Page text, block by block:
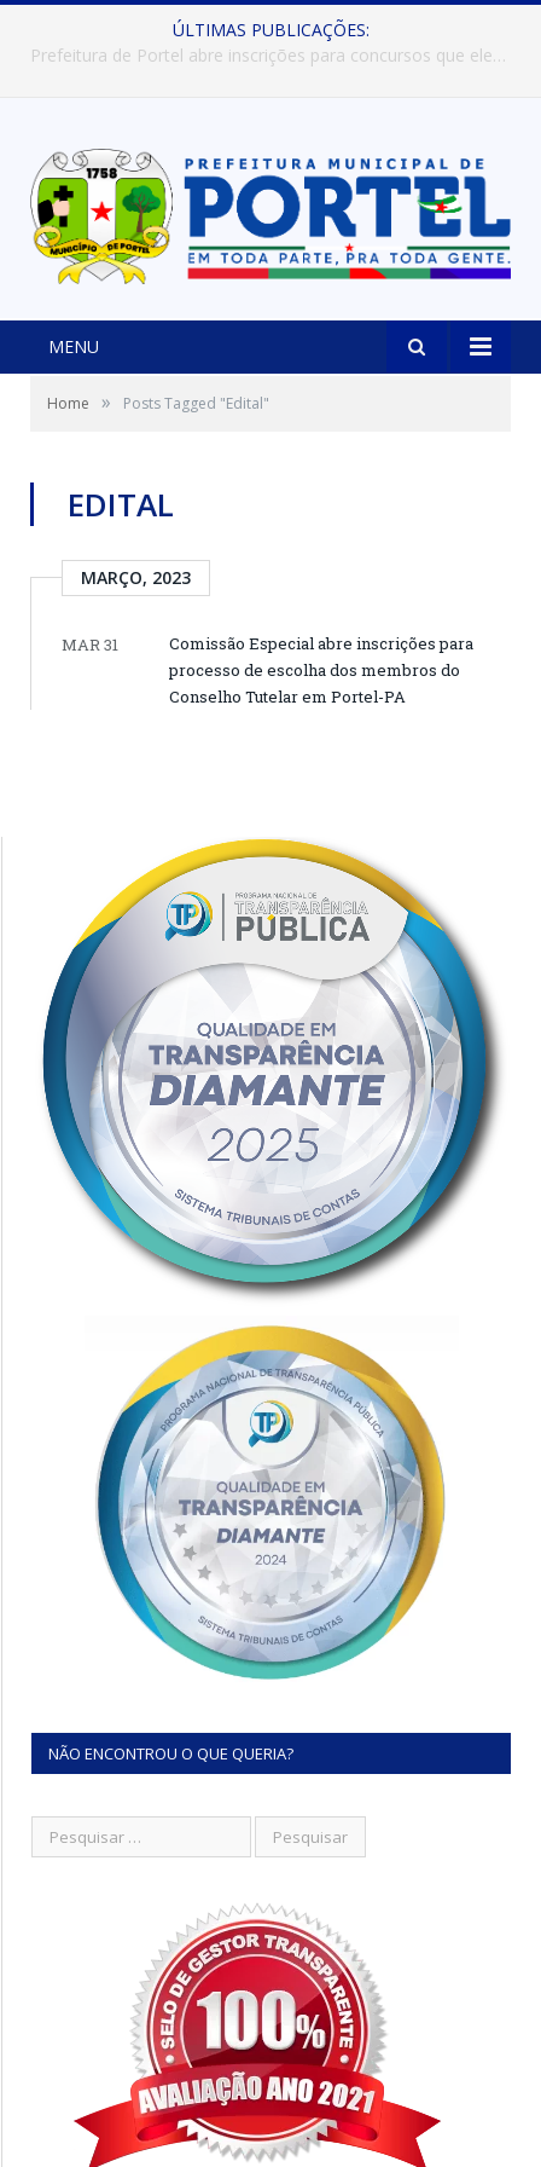
ÚLTIMAS PUBLICAÇÕES:
Prefeitura de Portel abre inscrições para concursos que elegerão os destaques do Verão 2026
MENU
Home » Posts Tagged "Edital"
EDITAL
MARÇO, 2023
MAR 31
Comissão Especial abre inscrições para
processo de escolha dos membros do
Conselho Tutelar em Portel-PA
NÃO ENCONTROU O QUE QUERIA?